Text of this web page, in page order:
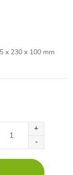
x 230 x 100 mm